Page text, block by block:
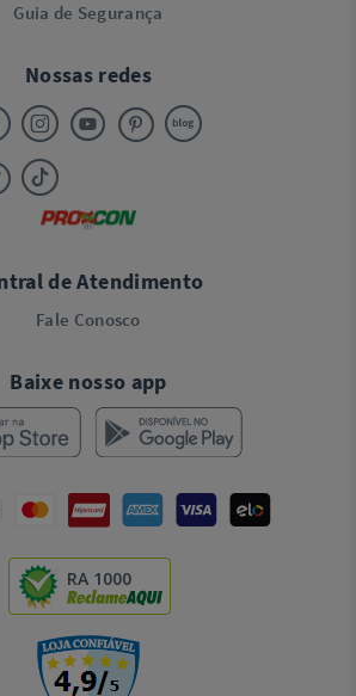
Guia de Segurança
Nossas redes
de Atendimento
Fale Conosco
Baixe nosso app
RA 1000